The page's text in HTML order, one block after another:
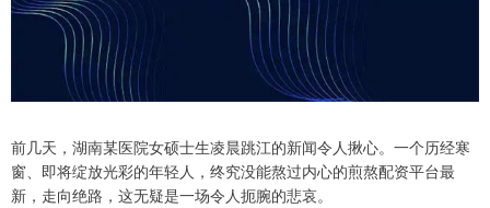
前几天，湖南某医院女硕士生凌晨跳江的新闻令人揪心。一个历经寒
窗、即将绽放光彩的年轻人，终究没能熬过内心的煎熬配资平台最
新，走向绝路，这无疑是一场令人扼腕的悲哀。